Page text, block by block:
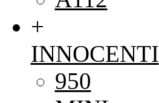
+
INNOCENTI
950